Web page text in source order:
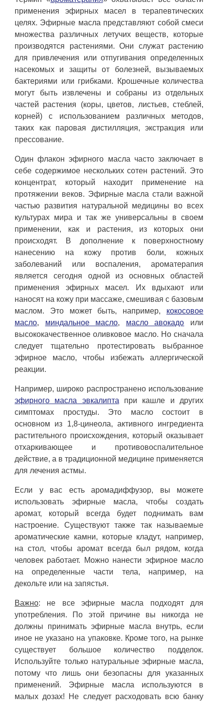
применения эфирных масел в терапевтических
целях. Эфирные масла представляют собой смеси
множества различных летучих веществ, которые
производятся растениями. Они служат растению
для привлечения или отпугивания определенных
насекомых и защиты от болезней, вызываемых
бактериями или грибками. Крошечные количества
могут быть извлечены и собраны из отдельных
частей растения (коры, цветов, листьев, стеблей,
корней) с использованием различных методов,
таких как паровая дистилляция, экстракция или
прессование.
Один флакон эфирного масла часто заключает в
себе содержимое нескольких сотен растений. Это
концентрат, который находит применение на
протяжении веков. Эфирные масла стали важной
частью развития натуральной медицины во всех
культурах мира и так же универсальны в своем
применении, как и растения, из которых они
происходят. В дополнение к поверхностному
нанесению на кожу против боли, кожных
заболеваний или воспаления, ароматерапия
является сегодня одной из основных областей
применения эфирных масел. Их вдыхают или
наносят на кожу при массаже, смешивая с базовым
маслом. Это может быть, например, кокосовое
масло, миндальное масло, масло авокадо или
высококачественное оливковое масло. Но сначала
следует тщательно протестировать выбранное
эфирное масло, чтобы избежать аллергической
реакции.
Например, широко распространено использование
эфирного масла эвкалипта при кашле и других
симптомах простуды. Это масло состоит в
основном из 1,8-цинеола, активного ингредиента
растительного происхождения, который оказывает
отхаркивающее и противовоспалительное
действие, а в традиционной медицине применяется
для лечения астмы.
Если у вас есть аромадиффузор, вы можете
использовать эфирные масла, чтобы создать
аромат, который всегда будет поднимать вам
настроение. Существуют также так называемые
ароматические камни, которые кладут, например,
на стол, чтобы аромат всегда был рядом, когда
человек работает. Можно нанести эфирное масло
на определенные части тела, например, на
декольте или на запястья.
Важно: не все эфирные масла подходят для
употребления. По этой причине вы никогда не
должны принимать эфирные масла внутрь, если
иное не указано на упаковке. Кроме того, на рынке
существует большое количество подделок.
Используйте только натуральные эфирные масла,
потому что лишь они безопасны для указанных
применений. Эфирные масла используются в
малых дозах! Не следует расходовать всю банку